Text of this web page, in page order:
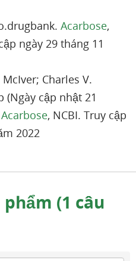
Acarbose,
ngày 29 tháng 11
Charles V.
(Ngày cập nhật 21
Acarbose, NCBI. Truy cập
2022
(1 câu